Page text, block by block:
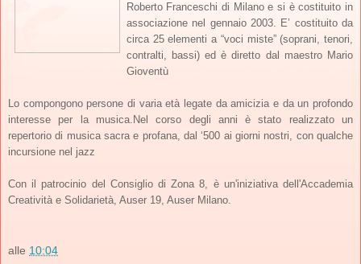
Roberto Franceschi di Milano e si è costituito in
associazione nel gennaio 2003. E’ costituito da
circa 25 elementi a “voci miste” (soprani, tenori,
contralti, bassi) ed è diretto dal maestro Mario
Gioventù
Lo compongono persone di varia età legate da amicizia e da un profondo
interesse per la musica.Nel corso degli anni è stato realizzato un
repertorio di musica sacra e profana, dal ‘500 ai giorni nostri, con qualche
incursione nel jazz
Con il patrocinio del Consiglio di Zona 8, è un'iniziativa dell'Accademia
Creatività e Solidarietà, Auser 19, Auser Mil ano.
alle 10:04